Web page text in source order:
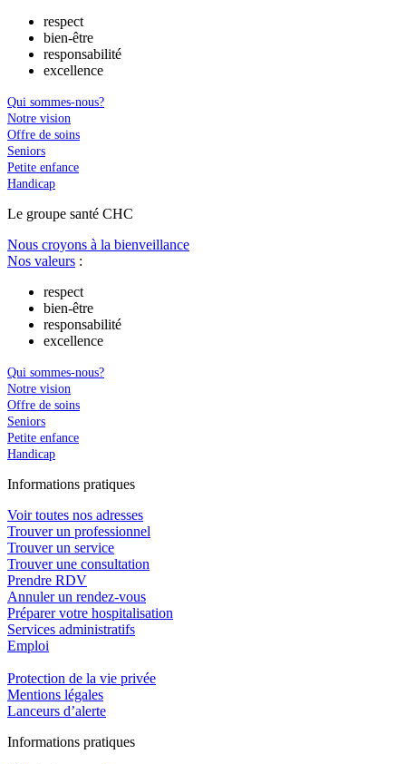
respect
bien-être
responsabilité
excellence
Qui sommes-nous?
Notre vision
Offre de soins
Seniors
Petite enfance
Handicap
Le groupe santé CHC
Nous croyons à la bienveillance
Nos valeurs :
respect
bien-être
responsabilité
excellence
Qui sommes-nous?
Notre vision
Offre de soins
Seniors
Petite enfance
Handicap
Informations pratiques
Voir toutes nos adresses
Trouver un professionnel
Trouver un service
Trouver une consultation
Prendre RDV
Annuler un rendez-vous
Préparer votre hospitalisation
Services administratifs
Emploi​
Protection de la vie privée
Mentions légales
Lanceurs d’alerte
Informations pratiques